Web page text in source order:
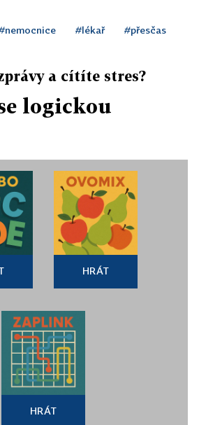
#lékař #přesčas
a cítíte stres?
logickou
HRÁT
HRÁT